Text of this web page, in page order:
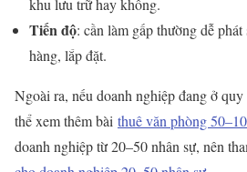
khu lưu trữ hay không.
Tiến độ: cần làm gấp thường dễ
hàng, lắp đặt.
Ngoài ra, nếu doanh nghiệp đang ở
thể xem thêm bài thuê văn phòng
doanh nghiệp từ 20–50 nhân sự, nên